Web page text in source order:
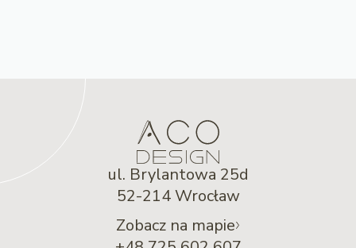
ul. Brylantowa 25d
52-214 Wrocław
Zobacz na mapie